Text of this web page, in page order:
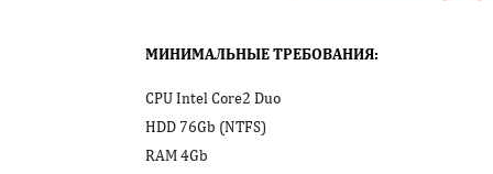
МИНИМАЛЬНЫЕ ТРЕБОВАНИЯ:
CPU Intel Core2 Duo
HDD 76Gb (NTFS)
RAM 4Gb